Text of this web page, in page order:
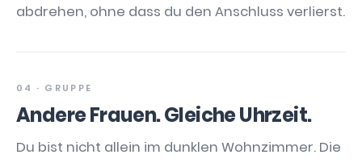
abdrehen, ohne dass du den Anschluss verlierst.
04 · GRUPPE
Andere Frauen. Gleiche Uhrzeit.
Du bist nicht allein im dunklen Wohnzimmer. Die